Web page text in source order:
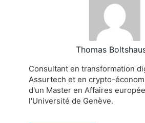
Thomas
Consultant en transformation
Assurtech et en crypto-
d'un Master en Affaires
l'Université de Genève.